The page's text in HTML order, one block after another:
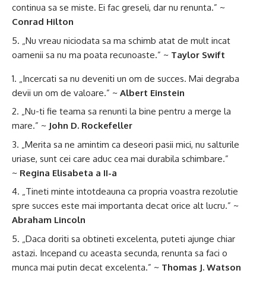
continua sa se miste. Ei fac greseli, dar nu renunta.” ~
Conrad Hilton
„Nu vreau niciodata sa ma schimb atat de mult incat
oamenii sa nu ma poata recunoaste.” ~ Taylor Swift
„Incercati sa nu deveniti un om de succes. Mai degraba
devii un om de valoare.” ~ Albert Einstein
„Nu-ti fie teama sa renunti la bine pentru a merge la
mare.” ~ John D. Rockefeller
„Merita sa ne amintim ca deseori pasii mici, nu salturile
uriase, sunt cei care aduc cea mai durabila schimbare.”
~ Regina Elisabeta a II-a
„Tineti minte intotdeauna ca propria voastra rezolutie
spre succes este mai importanta decat orice alt lucru.” ~
Abraham Lincoln
„Daca doriti sa obtineti excelenta, puteti ajunge chiar
astazi. Incepand cu aceasta secunda, renunta sa faci o
munca mai putin decat excelenta.” ~ Thomas J. Watson